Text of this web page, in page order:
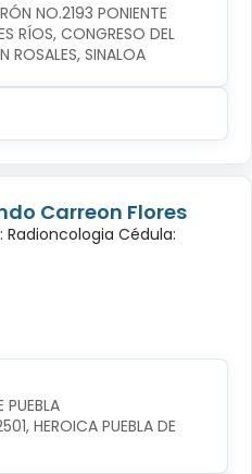
NO.2193 PONIENTE
RÍOS, CONGRESO DEL
SINALOA
Carreon Flores
Radioncologia Cédula:
PUEBLA
HEROICA PUEBLA DE